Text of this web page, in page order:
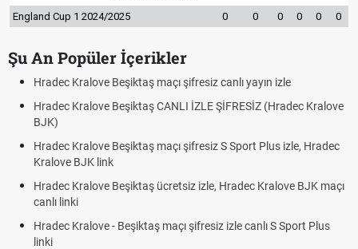
England Cup 1 2024/2025 0 0 0 0 0 0
Şu An Popüler İçerikler
Hradec Kralove Beşiktaş maçı şifresiz canlı yayın izle
Hradec Kralove Beşiktaş CANLI İZLE ŞİFRESİZ (Hradec Kralove
BJK)
Hradec Kralove Beşiktaş maçı şifresiz S Sport Plus izle, Hradec
Kralove BJK link
Hradec Kralove Beşiktaş ücretsiz izle, Hradec Kralove BJK maçı
canlı linki
Hradec Kralove - Beşiktaş maçı şifresiz izle canlı S Sport Plus
linki